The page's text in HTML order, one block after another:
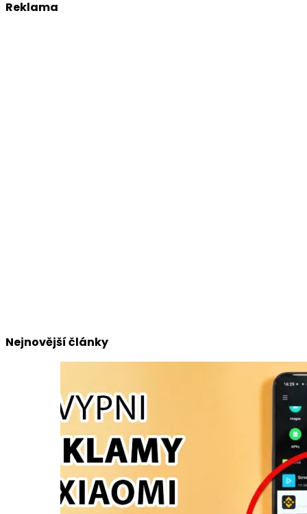
Reklama
Nejnovější články